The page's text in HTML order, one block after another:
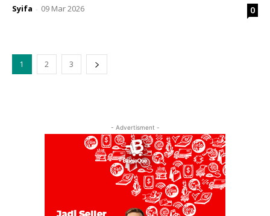
Syifa - 09 Mar 2026 0
1 2 3
- Advertisment -